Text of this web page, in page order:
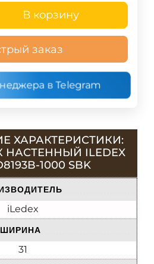
В корзину
заказ
в Telegram
ХАРАКТЕРИСТИКИ:
НАСТЕННЫЙ ILEDEX
1000 SBK
iLedex
ШИРИНА
31